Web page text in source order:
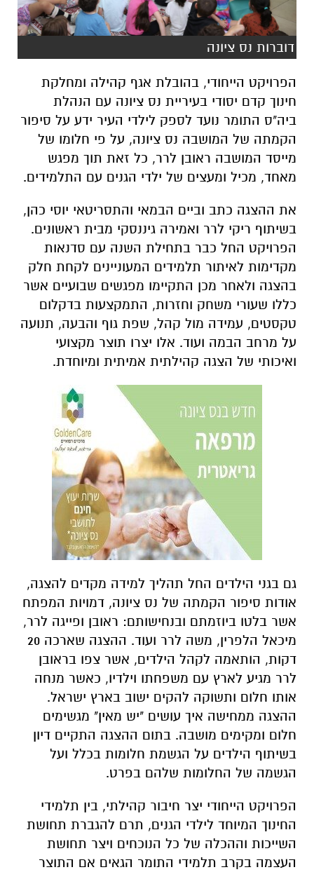
דוברות נס ציונה
הפרויקט הייחודי, בהובלת אגף קהילה ומחלקת
חינוך קדם יסודי בעיריית נס ציונה עם הנהלת
ביה"ס התומר נועד לספק לילדי העיר ידע על סיפור
הקמתה של המושבה נס ציונה, על פי חלומו של
מייסד המושבה ראובן לרר, כל זאת תוך מפגש
מאחד, מכיל ומעצים של ילדי הגנים עם התלמידים.
את ההצגה כתב וביים הבמאי והתסריטאי יוסי כהן,
בשיתוף ריקי לרר ואמירה גיננסקי מבית ראשונים.
הפרויקט החל כבר בתחילת השנה עם סדנאות
מקדימות לאיתור תלמידים המעוניינים לקחת חלק
בהצגה ולאחר מכן התקיימו מפגשים שבועיים אשר
כללו שעורי משחק וחזרות, התמקצעות בדקלום
טקסטים, עמידה מול קהל, שפת גוף והבעה, תנועה
על מרחב הבמה ועוד. אלו יצרו תוצר מקצועי
ואיכותי של הצגה קהילתית אמיתית ומיוחדת.
גם בגני הילדים החל תהליך למידה מקדים להצגה,
אודות סיפור הקמתה של נס ציונה, דמויות המפתח
אשר בלטו ביוזמתם ובנחישותם: ראובן ופייגה לרר,
מיכאל הלפרין, משה לרר ועוד. ההצגה שארכה 20
דקות, הותאמה לקהל הילדים, אשר צפו בראובן
לרר מגיע לארץ עם משפחתו וילדיו, כאשר מנחה
אותו חלום ותשוקה להקים ישוב בארץ ישראל.
ההצגה ממחישה איך עושים "יש מאין" מגשימים
חלום ומקימים מושבה. בתום ההצגה התקיים דיון
בשיתוף הילדים על הגשמת חלומות בכלל ועל
הגשמה של החלומות שלהם בפרט.
הפרויקט הייחודי יצר חיבור קהילתי, בין תלמידי
החינוך המיוחד לילדי הגנים, תרם להגברת תחושת
השייכות וההכלה של כל הנוכחים ויצר תחושת
העצמה בקרב תלמידי התומר הגאים אם התוצר